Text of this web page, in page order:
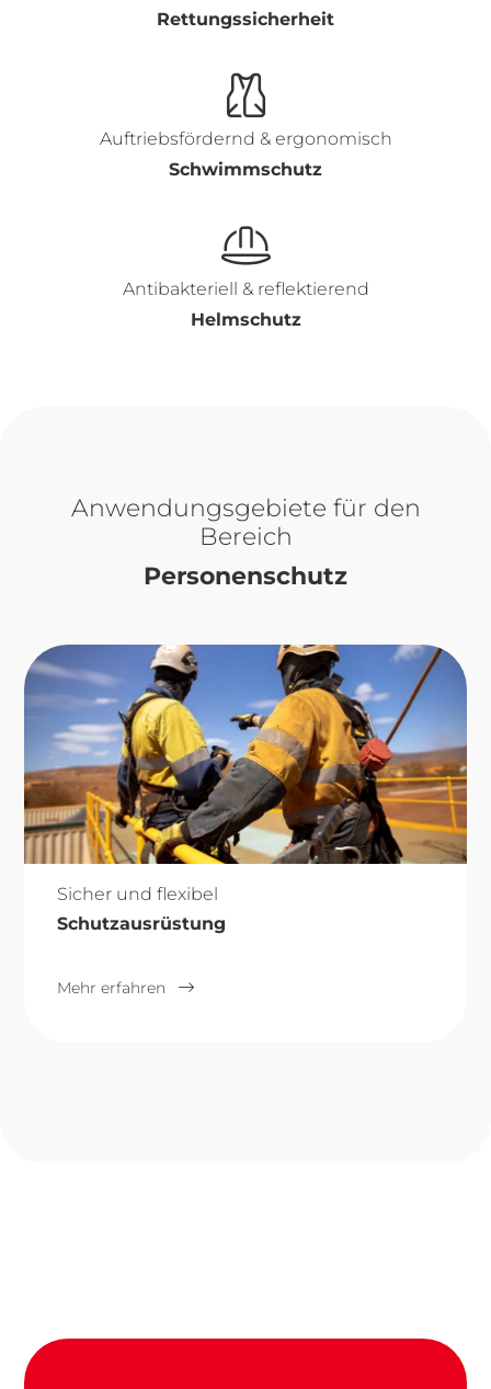
Rettungssicherheit
Auftriebsfördernd & ergonomisch
Schwimmschutz
Antibakteriell & reflektierend
Helmschutz
Anwendungsgebiete für den
Bereich
Personenschutz
Sicher und flexibel
Schutzausrüstung
Mehr erfahren